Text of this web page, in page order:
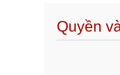
Quyền